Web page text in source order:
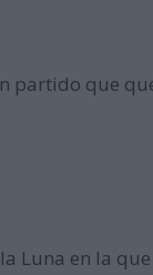
partido que
Luna en la